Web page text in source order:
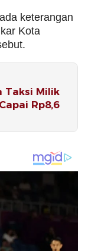
keterangan
Kota
Taksi Milik
Rp8,6